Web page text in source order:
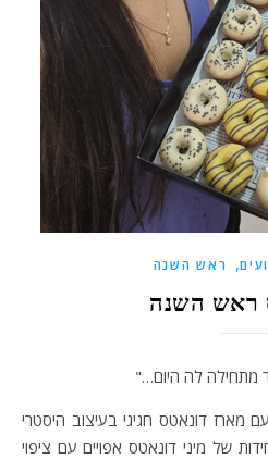
, ראש השנה
ראש השנה
מתחילה לה היום…"
מארז דונאטס חגיגי בעיצוב היסטרי
החג. המארז מכיל 25 יחידות של מיני דונאטס אפויים עם ציפוי